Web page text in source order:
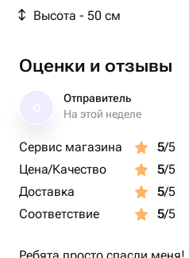
Высота - 50 см
Оценки и отзывы
Отправитель
На этой неделе
Сервис магазина 5/5
Цена/Качество
5/5
Доставка
5/5
Соответствие
5/5